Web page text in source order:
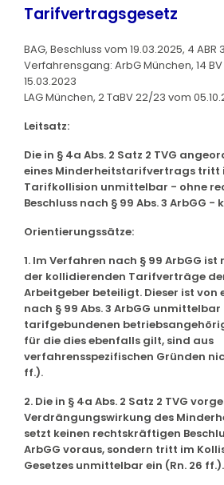
Tarifvertragsgesetz
BAG, Beschluss vom 19.03.2025, 4 ABR
Verfahrensgang: ArbG München, 14 BV
15.03.2023
LAG München, 2 TaBV 22/23 vom
Leitsatz:
Die in § 4a Abs. 2 Satz 2 TVG
eines Minderheitstarifvertrags tritt
Tarifkollision unmittelbar - ohne
Beschluss nach § 99 Abs. 3 ArbGG -
Orientierungssätze:
1. Im Verfahren nach § 99 ArbGG ist
der kollidierenden Tarifverträge
Arbeitgeber beteiligt. Dieser ist von
nach § 99 Abs. 3 ArbGG
tarifgebundenen
für die dies ebenfalls gilt, sind aus
verfahrensspezifischen Gründen
ff.).
2. Die in § 4a Abs. 2 Satz 2 TVG
Verdrängungswirkung des
setzt keinen rechtskräftigen
ArbGG voraus, sondern tritt im
Gesetzes unmittelbar ein (Rn. 26 ff.).